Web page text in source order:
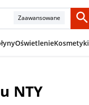
Zaawansowane
OświetlenieKosmetyki
NTY